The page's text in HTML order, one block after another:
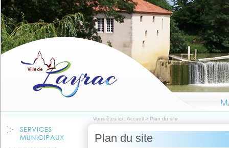
Vous êtes ici : Accueil > Plan du site
Plan du site